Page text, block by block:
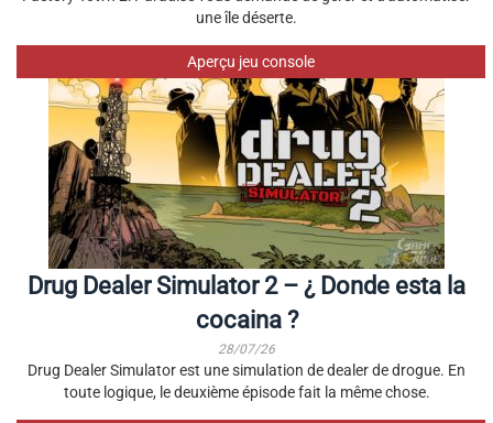
une île déserte.
Aperçu jeu console
Drug Dealer Simulator 2 – ¿ Donde esta la
cocaina ?
28/07/26
Drug Dealer Simulator est une simulation de dealer de drogue. En
toute logique, le deuxième épisode fait la même chose.